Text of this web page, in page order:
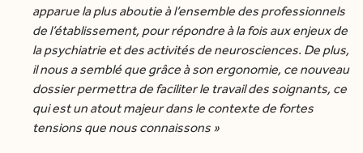
apparue la plus aboutie à l’ensemble des professionnels
de l’établissement, pour répondre à la fois aux enjeux de
la psychiatrie et des activités de neurosciences. De plus,
il nous a semblé que grâce à son ergonomie, ce nouveau
dossier permettra de faciliter le travail des soignants, ce
qui est un atout majeur dans le contexte de fortes
tensions que nous connaissons »